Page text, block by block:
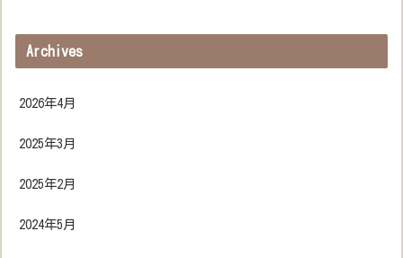
Archives
2026年4月
2025年3月
2025年2月
2024年5月